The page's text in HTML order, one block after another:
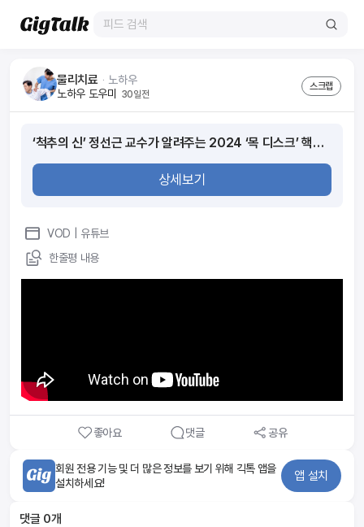
물리치료 ᆞ 노하우
노하우 도우미 30일전
스크랩
‘척추의 신’ 정선근 교수가 알려주는 2024 ‘목 디스크’ 핵심 꿀팁 공개│수술이나 치료 없이도 좋아지는 목디스크의 기적│명의│EBS 건강
상세보기
VOD | 유튜브
한줄평 내용
좋아요 댓글 공유
회원 전용 기능 및 더 많은 정보를 보기 위해 긱톡 앱을
설치하세요!
앱 설치
댓글 0개